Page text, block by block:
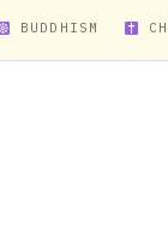
BUDDHISM